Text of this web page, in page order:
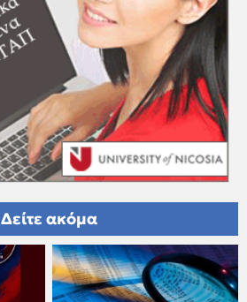
Δείτε ακόμα